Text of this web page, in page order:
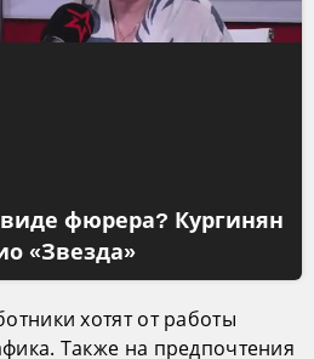
виде фюрера? Кургинян
«Звезда»
хотят от работы
Также на предпочтения